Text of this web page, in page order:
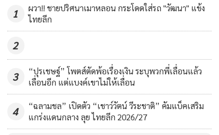
ผลคู่อื่นประจำวันที่ 31 มี.ค. 56
พัทยา ยูไนเต็ด 1-2 อาร์มี่ ยูไนเต็ด
สุพรรณบุรี เอฟซี 1-0 สมุทรสงคราม เอฟซี
ชัยนาท เอฟซี 0-0 เชียงราย ยูไนเต็ด
ราชบุรี มิตรผล เอฟซี 1-1 ชลบุรี เอฟซี
1
ผวา!! ชายปริศนาเมาหลอน กระโดดใส่รถ "วัฒนา" แข้ง
ไทยลีก
2
3
“ปุรเชษฐ์” โพตส์ตัดพ้อเรื่องเงิน ระบุพวกพี่เลื่อนแล้ว
เลื่อนอีก แต่แบงค์เขาไม่ให้เลื่อน
4
“ฉลามชล” เปิดตัว “เชาว์วัตน์ วีระชาติ” คัมแบ็คเสริม
แกร่งแดนกลาง ลุย ไทยลีก 2026/27